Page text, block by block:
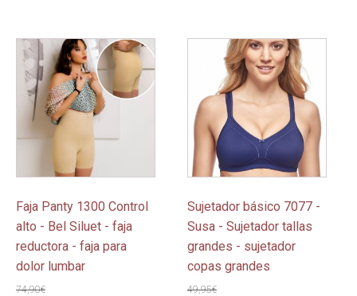
Faja Panty 1300 Control
alto - Bel Siluet - faja
reductora - faja para
dolor lumbar
74,90€
Este
producto
tiene
múltiples
variantes.
opciones
pueden
elegir
en
la
página
Sujetador básico 7077 -
Susa - Sujetador tallas
grandes - sujetador
copas grandes
49,95€
producto
múltiples
variantes.
Las
opciones
pueden
elegir
en
la
página